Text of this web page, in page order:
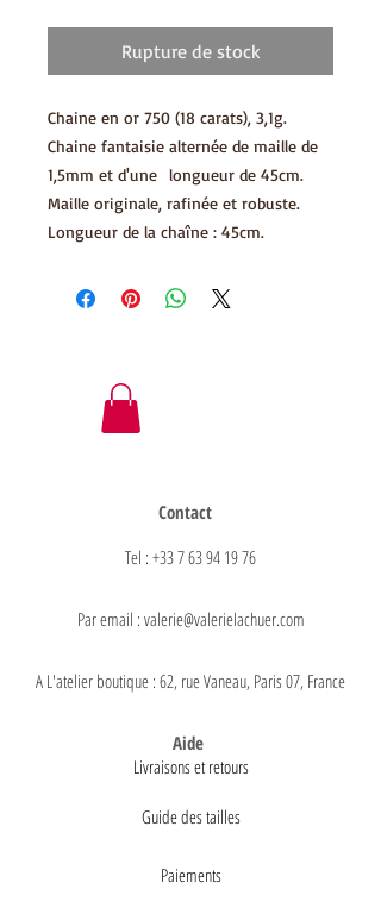
Rupture de stock
Chaine en or 750 (18 carats), 3,1g.
Chaine fantaisie alternée de maille de
1,5mm et d'une longueur de 45cm.
Maille originale, rafinée et robuste.
Longueur de la chaîne : 45cm.
Contact
Tel : +33 7 63 94 19 76
Par email : valerie@valerielachuer.com
A L'atelier boutique : 62, rue Vaneau, Paris 07, France
Aide
Livraisons et retours
Guide des tailles
Paiements